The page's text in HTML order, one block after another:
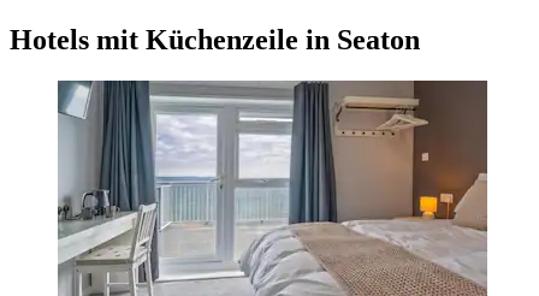
Hotels mit Küchenzeile in Seaton